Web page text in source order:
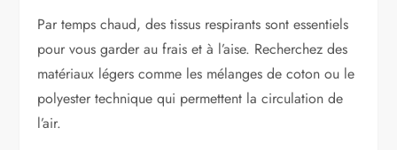
Par temps chaud, des tissus respirants sont essentiels
pour vous garder au frais et à l’aise. Recherchez des
matériaux légers comme les mélanges de coton ou le
polyester technique qui permettent la circulation de
l’air.